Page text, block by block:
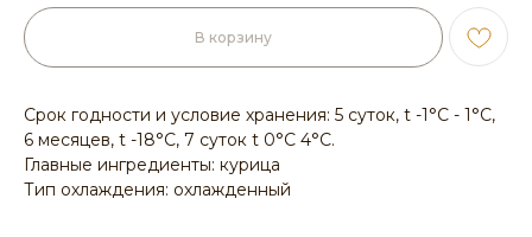
В корзину
Срок годности и условие хранения: 5 суток, t -1°С - 1°С,
6 месяцев, t -18°С, 7 суток t 0°С 4°С.
Главные ингредиенты: курица
Тип охлаждения: охлажденный